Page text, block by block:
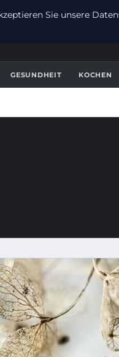
GESUNDHEIT KOCHEN
Sie unsere